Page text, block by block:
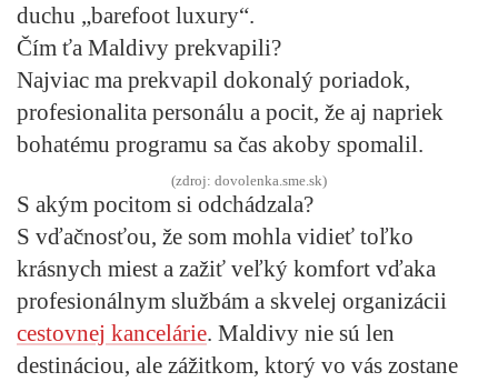
duchu „barefoot luxury“.
Čím ťa Maldivy prekvapili?
Najviac ma prekvapil dokonalý poriadok,
profesionalita personálu a pocit, že aj napriek
bohatému programu sa čas akoby spomalil.
(zdroj: dovolenka.sme.sk)
S akým pocitom si odchádzala?
S vďačnosťou, že som mohla vidieť toľko
krásnych miest a zažiť veľký komfort vďaka
profesionálnym službám a skvelej organizácii
cestovnej kancelárie. Maldivy nie sú len
destináciou, ale zážitkom, ktorý vo vás zostane